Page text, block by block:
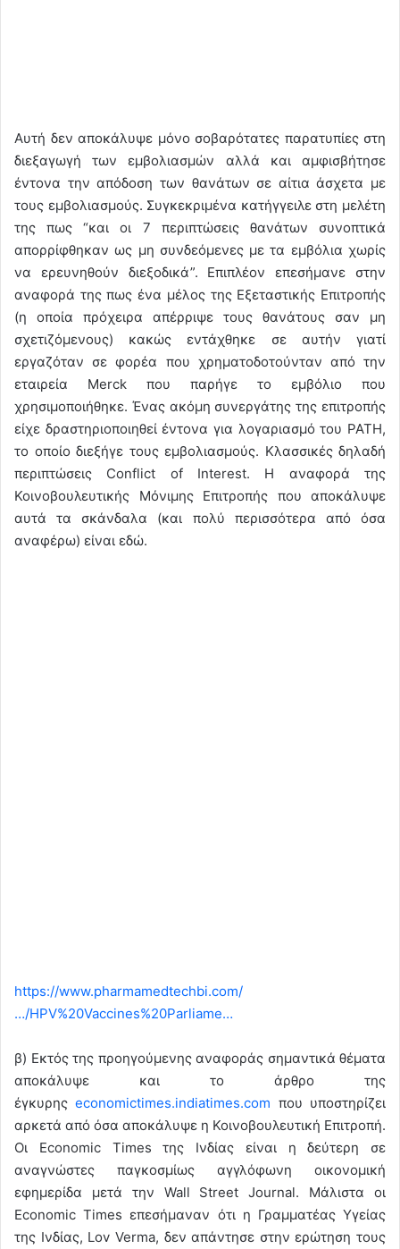
Αυτή δεν αποκάλυψε μόνο σοβαρότατες παρατυπίες στη
διεξαγωγή των εμβολιασμών αλλά και αμφισβήτησε
έντονα την απόδοση των θανάτων σε αίτια άσχετα με
τους εμβολιασμούς. Συγκεκριμένα κατήγγειλε στη μελέτη
της πως “και οι 7 περιπτώσεις θανάτων συνοπτικά
απορρίφθηκαν ως μη συνδεόμενες με τα εμβόλια χωρίς
να ερευνηθούν διεξοδικά”. Επιπλέον επεσήμανε στην
αναφορά της πως ένα μέλος της Εξεταστικής Επιτροπής
(η οποία πρόχειρα απέρριψε τους θανάτους σαν μη
σχετιζόμενους) κακώς εντάχθηκε σε αυτήν γιατί
εργαζόταν σε φορέα που χρηματοδοτούνταν από την
εταιρεία Μerck που παρήγε το εμβόλιο που
χρησιμοποιήθηκε. Ένας ακόμη συνεργάτης της επιτροπής
είχε δραστηριοποιηθεί έντονα για λογαριασμό του PATH,
το οποίο διεξήγε τους εμβολιασμούς. Κλασσικές δηλαδή
περιπτώσεις Conflict of Interest. Η αναφορά της
Κοινοβουλευτικής Μόνιμης Επιτροπής που αποκάλυψε
αυτά τα σκάνδαλα (και πολύ περισσότερα από όσα
αναφέρω) είναι εδώ.
https://www.pharmamedtechbi.com/
…/HPV%20Vaccines%20Parliame…
β) Εκτός της προηγούμενης αναφοράς σημαντικά θέματα
αποκάλυψε και το άρθρο της
έγκυρηςeconomictimes.indiatimes.com που υποστηρίζει
αρκετά από όσα αποκάλυψε η Κοινοβουλευτική Επιτροπή.
Οι Economic Times της Ινδίας είναι η δεύτερη σε
αναγνώστες παγκοσμίως αγγλόφωνη οικονομική
εφημερίδα μετά την Wall Street Journal. Μάλιστα οι
Economic Times επεσήμαναν ότι η Γραμματέας Υγείας
της Ινδίας, Lov Verma, δεν απάντησε στην ερώτηση τους